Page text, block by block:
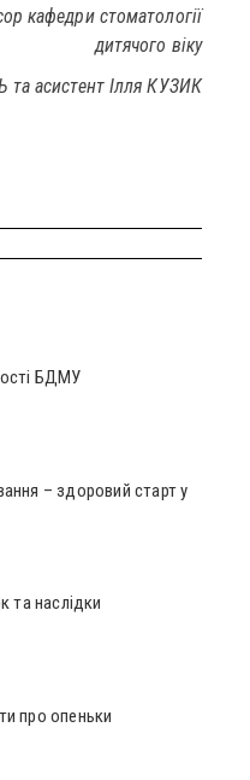
кафедри стоматології
дитячого віку
асистент Ілля КУЗИК
БДМУ
– здоровий старт у
та наслідки
про опеньки